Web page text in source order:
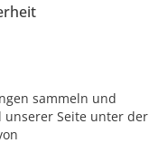
sammeln und
Seite unter der